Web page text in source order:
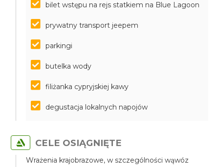
bilet wstępu na rejs statkiem na Blue Lagoon
prywatny transport jeepem
parkingi
butelka wody
filiżanka cypryjskiej kawy
degustacja lokalnych napojów
CELE OSIĄGNIĘTE
Wrażenia krajobrazowe, w szczególności wąwóz